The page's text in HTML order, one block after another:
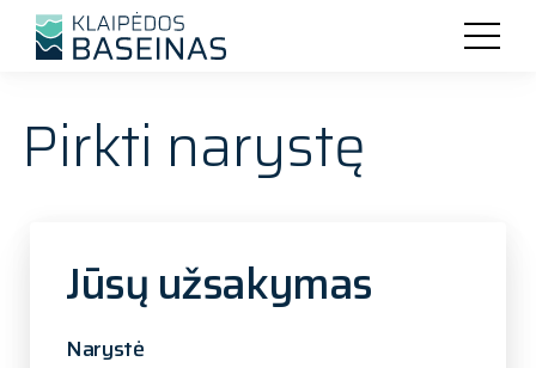
Pirkti narystę
Jūsų užsakymas
Narystė